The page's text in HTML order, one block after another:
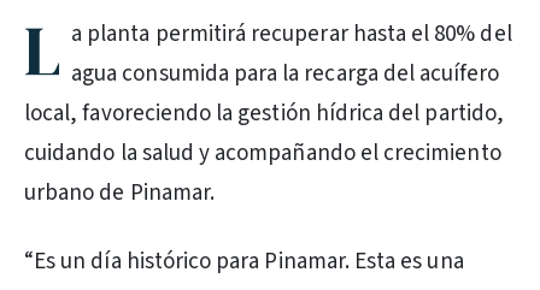
L a planta permitirá recuperar hasta el 80% del
agua consumida para la recarga del acuífero
local, favoreciendo la gestión hídrica del partido,
cuidando la salud y acompañando el crecimiento
urbano de Pinamar.
“Es un día histórico para Pinamar. Esta es una